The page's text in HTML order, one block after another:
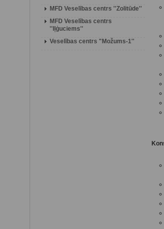
MFD Veselības centrs ''Zolitūde''
MFD Veselības centrs
''Iļģuciems''
Veselības centrs "Možums-1''